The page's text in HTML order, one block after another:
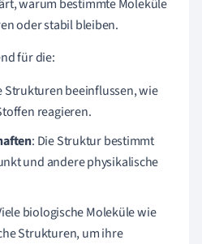
warum bestimmte Moleküle
oder stabil bleiben.
für die:
Strukturen beeinflussen, wie
reagieren.
: Die Struktur bestimmt
und andere physikalische
biologische Moleküle wie
Strukturen, um ihre